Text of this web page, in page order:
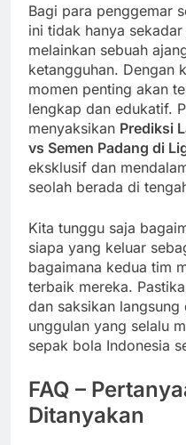
Bagi para penggemar
ini tidak hanya
melainkan sebuah
ketangguhan. Dengan
momen penting akan
lengkap dan edukatif.
menyaksikan Prediksi
vs Semen Padang di
eksklusif dan
seolah berada di
Kita tunggu saja
siapa yang keluar
bagaimana kedua tim
terbaik mereka.
dan saksikan
unggulan yang selalu
sepak bola Indonesia
FAQ –
Ditanyakan